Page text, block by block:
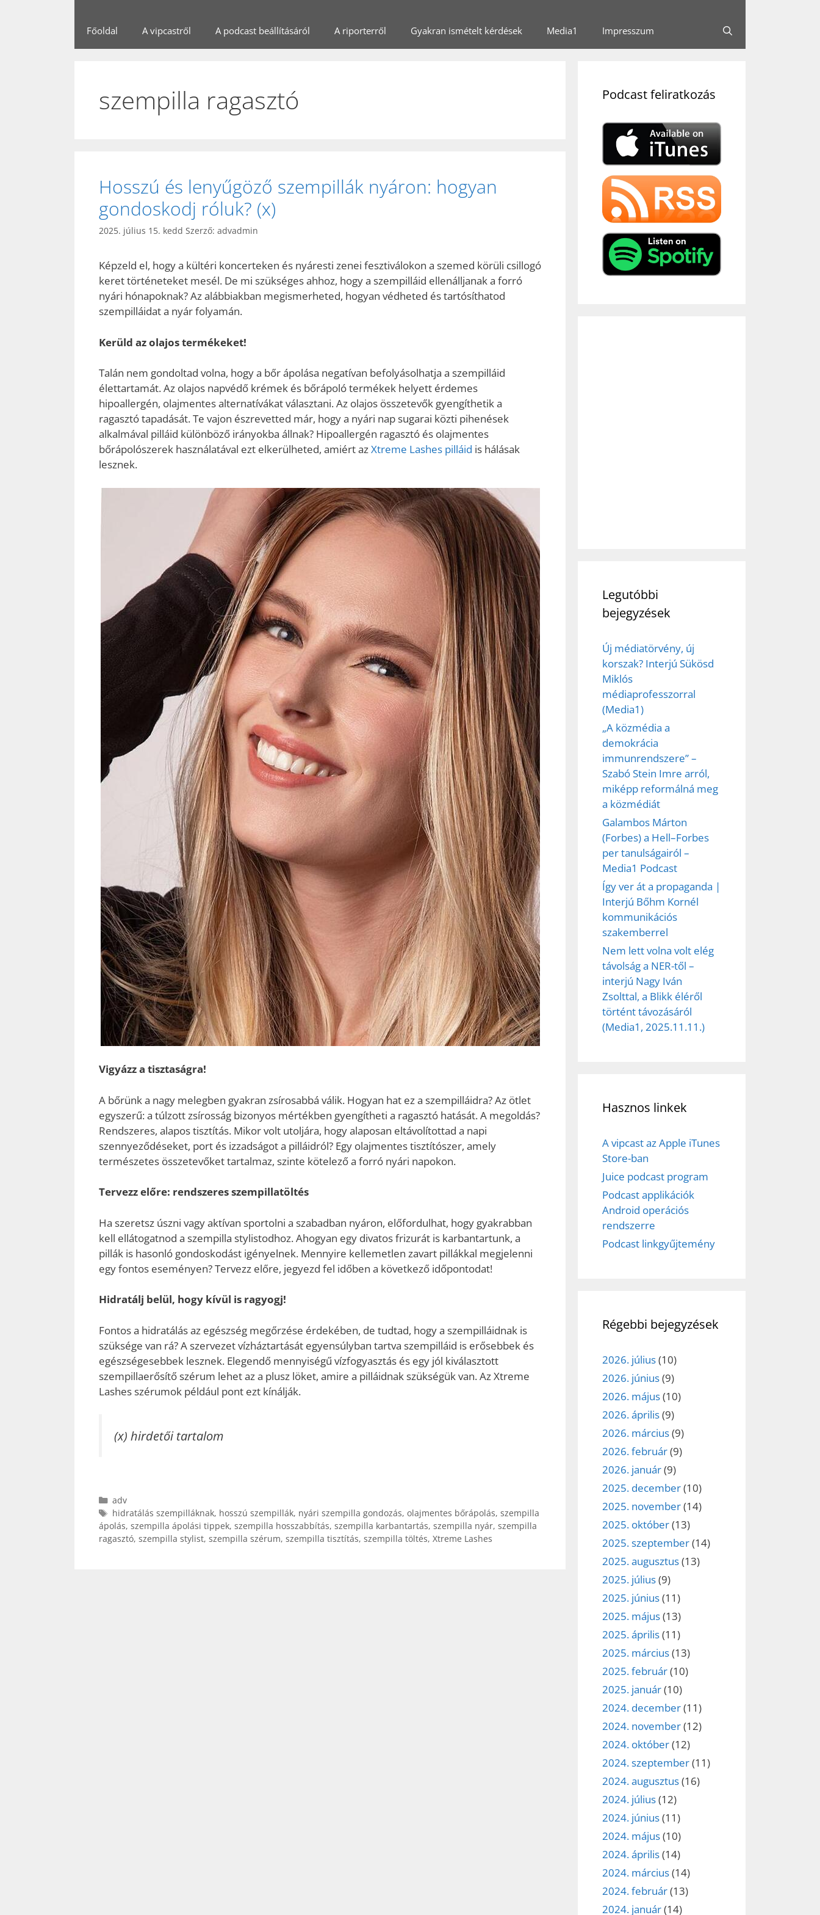
Főoldal A vipcastről A podcast beállításáról A riporterről Gyakran ismételt kérdések Media1 Impresszum
szempilla ragasztó
Hosszú és lenyűgöző szempillák nyáron: hogyan
gondoskodj róluk? (x)
2025. július 15. kedd Szerző: advadmin
Képzeld el, hogy a kültéri koncerteken és nyáresti zenei fesztiválokon a szemed körüli csillogó
keret történeteket mesél. De mi szükséges ahhoz, hogy a szempilláid ellenálljanak a forró
nyári hónapoknak? Az alábbiakban megismerheted, hogyan védheted és tartósíthatod
szempilláidat a nyár folyamán.
Kerüld az olajos termékeket!
Talán nem gondoltad volna, hogy a bőr ápolása negatívan befolyásolhatja a szempilláid
élettartamát. Az olajos napvédő krémek és bőrápoló termékek helyett érdemes
hipoallergén, olajmentes alternatívákat választani. Az olajos összetevők gyengíthetik a
ragasztó tapadását. Te vajon észrevetted már, hogy a nyári nap sugarai közti pihenések
alkalmával pilláid különböző irányokba állnak? Hipoallergén ragasztó és olajmentes
bőrápolószerek használatával ezt elkerülheted, amiért azXtreme Lashes pilláid is hálásak
lesznek.
Vigyázz a tisztaságra!
A bőrünk a nagy melegben gyakran zsírosabbá válik. Hogyan hat ez a szempilláidra? Az ötlet
egyszerű: a túlzott zsírosság bizonyos mértékben gyengítheti a ragasztó hatását. A megoldás?
Rendszeres, alapos tisztítás. Mikor volt utoljára, hogy alaposan eltávolítottad a napi
szennyeződéseket, port és izzadságot a pilláidról? Egy olajmentes tisztítószer, amely
természetes összetevőket tartalmaz, szinte kötelező a forró nyári napokon.
Tervezz előre: rendszeres szempillatöltés
Ha szeretsz úszni vagy aktívan sportolni a szabadban nyáron, előfordulhat, hogy gyakrabban
kell ellátogatnod a szempilla stylistodhoz. Ahogyan egy divatos frizurát is karbantartunk, a
pillák is hasonló gondoskodást igényelnek. Mennyire kellemetlen zavart pillákkal megjelenni
egy fontos eseményen? Tervezz előre, jegyezd fel időben a következő időpontodat!
Hidratálj belül, hogy kívül is ragyogj!
Fontos a hidratálás az egészség megőrzése érdekében, de tudtad, hogy a szempilláidnak is
szüksége van rá? A szervezet vízháztartását egyensúlyban tartva szempilláid is erősebbek és
egészségesebbek lesznek. Elegendő mennyiségű vízfogyasztás és egy jól kiválasztott
szempillaerősítő szérum lehet az a plusz löket, amire a pilláidnak szükségük van. Az Xtreme
Lashes szérumok például pont ezt kínálják.
(x) hirdetői tartalom
Kategória
adv
Címkék
hidratálás szempilláknak, hosszú szempillák, nyári szempilla gondozás, olajmentes bőrápolás, szempilla
ápolás, szempilla ápolási tippek, szempilla hosszabbítás, szempilla karbantartás, szempilla nyár, szempilla
ragasztó, szempilla stylist, szempilla szérum, szempilla tisztítás, szempilla töltés, Xtreme Lashes
Podcast feliratkozás
Legutóbbi
bejegyzések
Új médiatörvény, új
korszak? Interjú Sükösd
Miklós
médiaprofesszorral
(Media1)
„A közmédia a
demokrácia
immunrendszere” –
Szabó Stein Imre arról,
miképp reformálná meg
a közmédiát
Galambos Márton
(Forbes) a Hell–Forbes
per tanulságairól –
Media1 Podcast
Így ver át a propaganda |
Interjú Bőhm Kornél
kommunikációs
szakemberrel
Nem lett volna volt elég
távolság a NER-től –
interjú Nagy Iván
Zsolttal, a Blikk éléről
történt távozásáról
(Media1, 2025.11.11.)
Hasznos linkek
A vipcast az Apple iTunes
Store-ban
Juice podcast program
Podcast applikációk
Android operációs
rendszerre
Podcast linkgyűjtemény
Régebbi bejegyzések
2026. július(10)
2026. június(9)
2026. május(10)
2026. április(9)
2026. március(9)
2026. február(9)
2026. január(9)
2025. december(10)
2025. november(14)
2025. október(13)
2025. szeptember(14)
2025. augusztus(13)
2025. július(9)
2025. június(11)
2025. május(13)
2025. április(11)
2025. március(13)
2025. február(10)
2025. január(10)
2024. december(11)
2024. november(12)
2024. október(12)
2024. szeptember(11)
2024. augusztus(16)
2024. július(12)
2024. június(11)
2024. május(10)
2024. április(14)
2024. március(14)
2024. február(13)
2024. január(14)